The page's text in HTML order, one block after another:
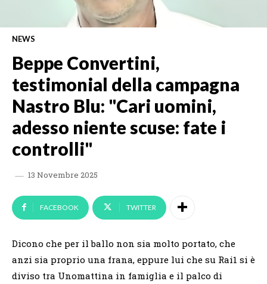
NEWS
Beppe Convertini,
testimonial della campagna
Nastro Blu: "Cari uomini,
adesso niente scuse: fate i
controlli"
13 Novembre 2025
FACEBOOK TWITTER
Dicono che per il ballo non sia molto portato, che
anzi sia proprio una frana, eppure lui che su Rai1 si è
diviso tra Unomattina in famiglia e il palco di